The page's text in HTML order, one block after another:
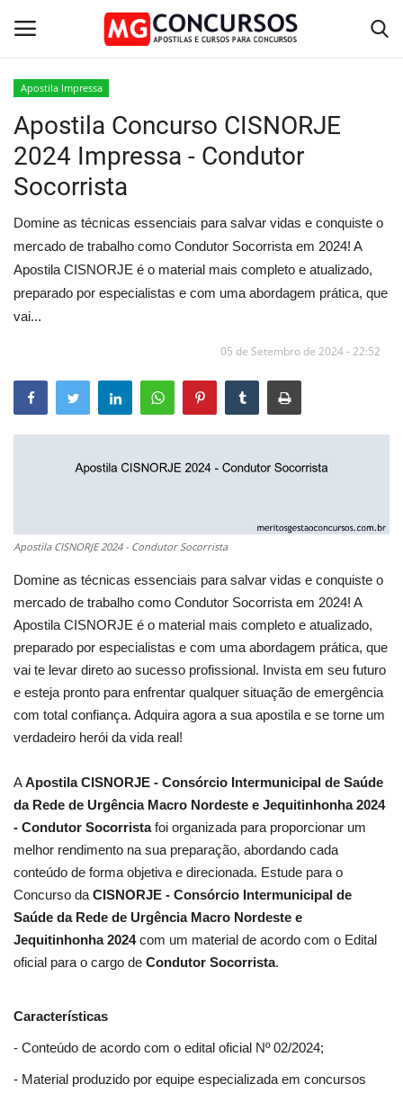
Home
Apostilas PDF
Apostila Impressa
Cursos Online
Combo Apostilas
Apostila Impressa
Apostila Concurso CISNORJE
2024 Impressa - Condutor
Socorrista
Domine as técnicas essenciais para salvar vidas e conquiste o
mercado de trabalho como Condutor Socorrista em 2024! A
Apostila CISNORJE é o material mais completo e atualizado,
preparado por especialistas e com uma abordagem prática, que
vai...
05 de Setembro de 2024 - 22:52
Apostila CISNORJE 2024 - Condutor Socorrista
Domine as técnicas essenciais para salvar vidas e conquiste o
mercado de trabalho como Condutor Socorrista em 2024! A
Apostila CISNORJE é o material mais completo e atualizado,
preparado por especialistas e com uma abordagem prática, que
vai te levar direto ao sucesso profissional. Invista em seu futuro
e esteja pronto para enfrentar qualquer situação de emergência
com total confiança. Adquira agora a sua apostila e se torne um
verdadeiro herói da vida real!
AApostila CISNORJE - Consórcio Intermunicipal de Saúde
da Rede de Urgência Macro Nordeste e Jequitinhonha 2024
- Condutor Socorristafoi organizada para proporcionar um
melhor rendimento na sua preparação, abordando cada
conteúdo de forma objetiva e direcionada. Estude para o
Concurso da CISNORJE - Consórcio Intermunicipal de
Saúde da Rede de Urgência Macro Nordeste e
Jequitinhonha 2024com um material de acordo com o Edital
oficial para o cargo de Condutor Socorrista.
Características
- Conteúdo de acordo com o edital oficial Nº 02/2024;
- Material produzido por equipe especializada em concursos